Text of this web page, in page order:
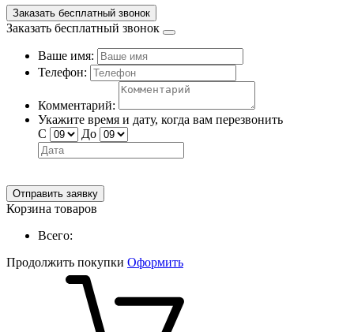
Заказать бесплатный звонок
Заказать бесплатный звонок
Ваше имя:
Телефон:
Комментарий:
Укажите время и дату, когда вам перезвонить
С
До
Отправить заявку
Корзина товаров
Всего:
Продолжить покупки Оформить